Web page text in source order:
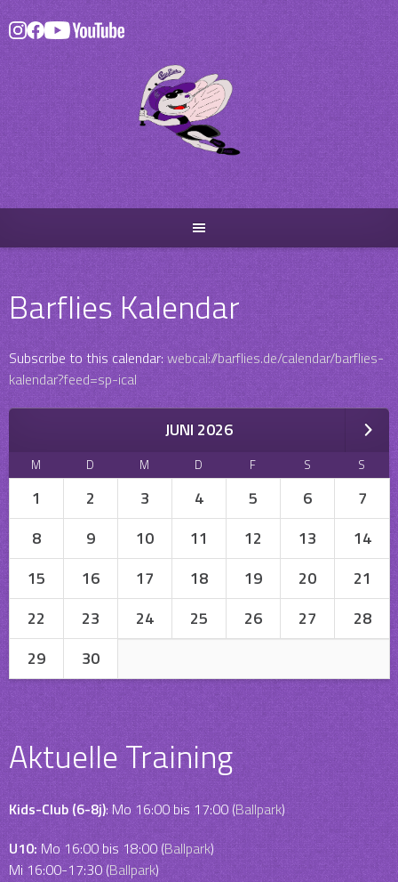
Skip
to
content
Barflies Kalendar
Subscribe to this calendar: webcal://barflies.de/calendar/barflies-
kalendar?feed=sp-ical
JUNI 2026
M D M D F S S
1 2 3 4 5 6
7
8
9 10 11 12 13
14
15
16 17 18 19 20
21
22
23 24 25 26 27
28
29
30
Aktuelle Training
Kids-Club (6-8j): Mo 16:00 bis 17:00 (Ballpark)
U10:Mo 16:00 bis 18:00 (Ballpark)
Mi 16:00-17:30 (Ballpark)